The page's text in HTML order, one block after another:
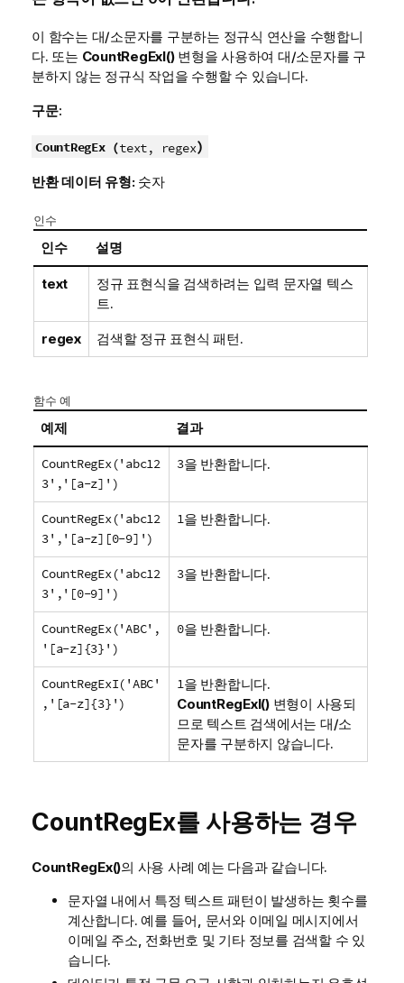
이 함수는 대/소문자를 구분하는 정규식 연산을 수행합니
다. 또는 CountRegExI()변형을 사용하여 대/소문자를 구
분하지 않는 정규식 작업을 수행할 수 있습니다.
구문:
CountRegEx (text, regex)
반환 데이터 유형: 숫자
인수
인수 설명
text
정규 표현식을 검색하려는 입력 문자열 텍스
트.
regex 검색할 정규 표현식 패턴.
함수 예
예제 결과
CountRegEx('abc12
3','[a-z]')
3을 반환합니다.
CountRegEx('abc12
3','[a-z][0-9]')
1을 반환합니다.
CountRegEx('abc12
3','[0-9]')
3을 반환합니다.
CountRegEx('ABC',
'[a-z]{3}')
0을 반환합니다.
CountRegExI('ABC'
,'[a-z]{3}')
1을 반환합니다.
CountRegExI()변형이 사용되
므로 텍스트 검색에서는 대/소
문자를 구분하지 않습니다.
CountRegEx를 사용하는 경우
CountRegEx()의 사용 사례 예는 다음과 같습니다.
문자열 내에서 특정 텍스트 패턴이 발생하는 횟수를
계산합니다. 예를 들어, 문서와 이메일 메시지에서
이메일 주소, 전화번호 및 기타 정보를 검색할 수 있
습니다.